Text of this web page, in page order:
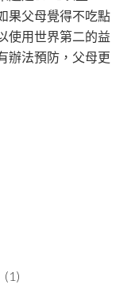
果父母覺得不吃點
使用世界第二的益
辦法預防，父母更
(1)